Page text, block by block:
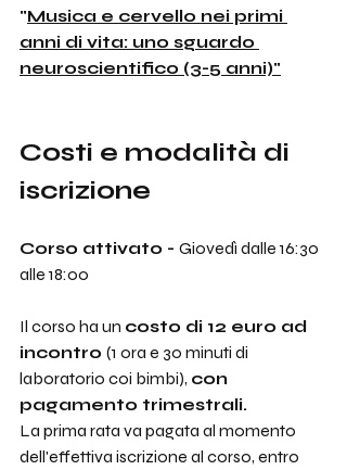
"Musica e cervello nei primi
anni di vita: uno sguardo
neuroscientifico (3-5 anni)"
Costi e modalità di
iscrizione
Corso attivato - Giovedì dalle 16:30
alle 18:00
Il corso ha un costo di 12 euro ad
incontro (1 ora e 30 minuti di
laboratorio coi bimbi), con
pagamento trimestrali.
La prima rata va pagata al momento
dell'effettiva iscrizione al corso, entro